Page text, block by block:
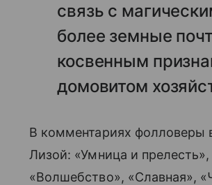
связь с
более земные
косвенным
домовитом
В комментариях фолловеры
Лизой: «Умница и
«Волшебство», «Славная»,